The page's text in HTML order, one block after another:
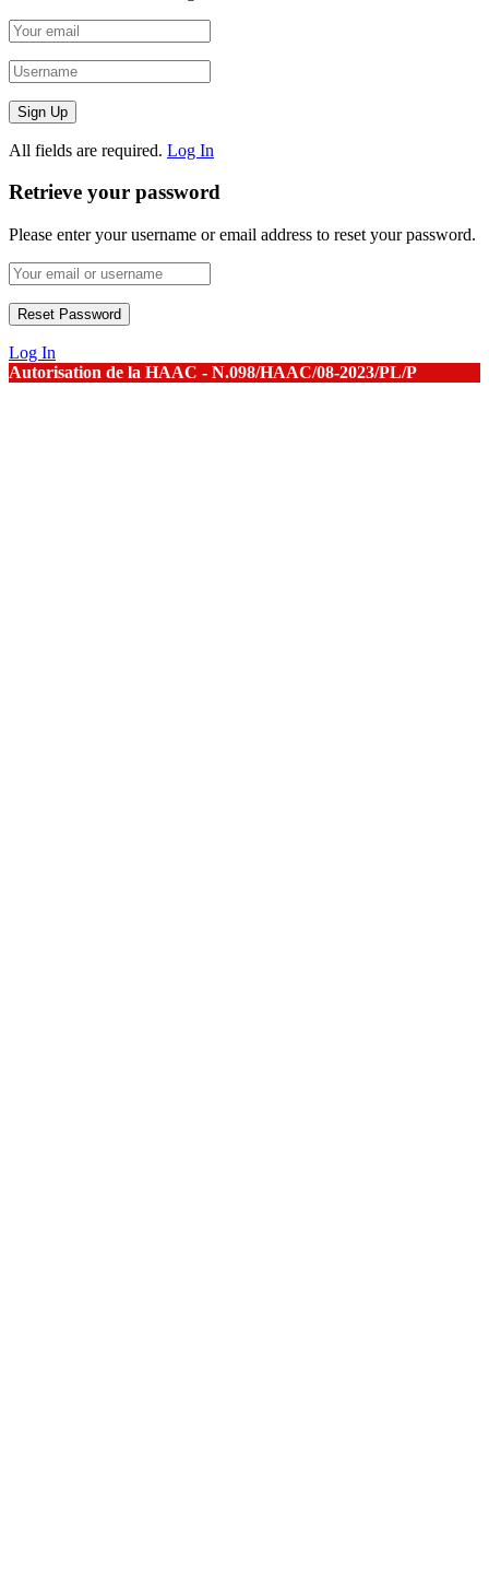
All fields are required. Log In
Retrieve your password
Please enter your username or email address to reset your password.
Log In
Autorisation de la HAAC - N.098/HAAC/08-2023/PL/P